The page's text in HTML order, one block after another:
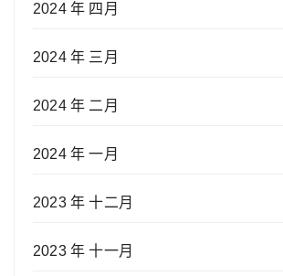
2024 年 四月
2024 年 三月
2024 年 二月
2024 年 一月
2023 年 十二月
2023 年 十一月